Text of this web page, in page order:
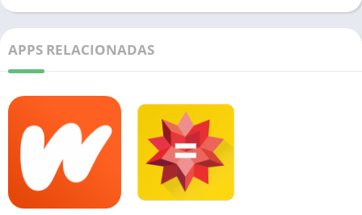
APPS RELACIONADAS